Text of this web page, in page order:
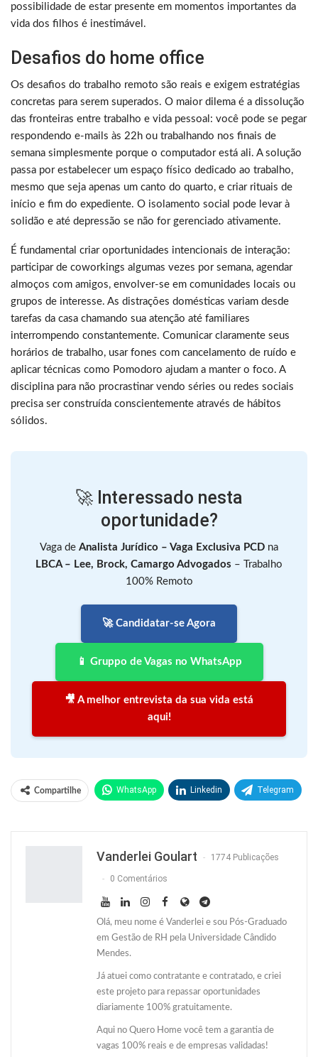
possibilidade de estar presente em momentos importantes da
vida dos filhos é inestimável.
Desafios do home office
Os desafios do trabalho remoto são reais e exigem estratégias
concretas para serem superados. O maior dilema é a dissolução
das fronteiras entre trabalho e vida pessoal: você pode se pegar
respondendo e-mails às 22h ou trabalhando nos finais de
semana simplesmente porque o computador está ali. A solução
passa por estabelecer um espaço físico dedicado ao trabalho,
mesmo que seja apenas um canto do quarto, e criar rituais de
início e fim do expediente. O isolamento social pode levar à
solidão e até depressão se não for gerenciado ativamente.
É fundamental criar oportunidades intencionais de interação:
participar de coworkings algumas vezes por semana, agendar
almoços com amigos, envolver-se em comunidades locais ou
grupos de interesse. As distrações domésticas variam desde
tarefas da casa chamando sua atenção até familiares
interrompendo constantemente. Comunicar claramente seus
horários de trabalho, usar fones com cancelamento de ruído e
aplicar técnicas como Pomodoro ajudam a manter o foco. A
disciplina para não procrastinar vendo séries ou redes sociais
precisa ser construída conscientemente através de hábitos
sólidos.
🚀 Interessado nesta
oportunidade?
Vaga de Analista Jurídico – Vaga Exclusiva PCD na
LBCA – Lee, Brock, Camargo Advogados – Trabalho
100% Remoto
🚀 Candidatar-se Agora
📱 Gruppo de Vagas no WhatsApp
🎥 A melhor entrevista da sua vida está
aqui!
Compartilhe WhatsApp Linkedin Telegram
Vanderlei Goulart 1774 Publicações
0 Comentários
Olá, meu nome é Vanderlei e sou Pós-Graduado
em Gestão de RH pela Universidade Cândido
Mendes.
Já atuei como contratante e contratado, e criei
este projeto para repassar oportunidades
diariamente 100% gratuitamente.
Aqui no Quero Home você tem a garantia de
vagas 100% reais e de empresas validadas!